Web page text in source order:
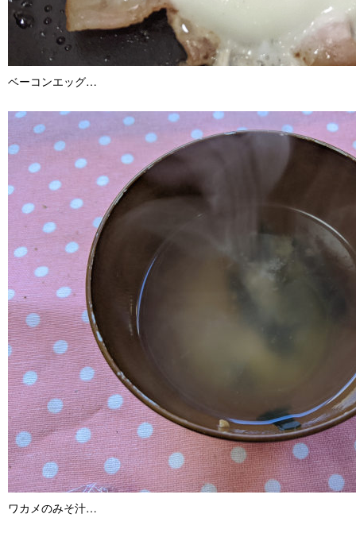
ベーコンエッグ…
ワカメのみそ汁…